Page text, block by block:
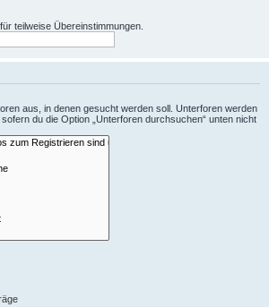
teilweise Übereinstimmungen.
aus, in denen gesucht werden soll. Unterforen werden
du die Option „Unterforen durchsuchen“ unten nicht